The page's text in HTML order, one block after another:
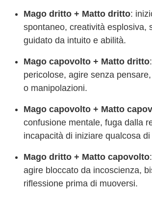
Mago dritto + Matto dritto:
spontaneo, creatività esplosiva,
guidato da intuito e abilità.
Mago capovolto + Matto dritto
pericolose, agire senza
o manipolazioni.
Mago capovolto + Matto
confusione mentale, fuga dalla
incapacità di iniziare qualcosa
Mago dritto + Matto capovolto
agire bloccato da incoscienza,
riflessione prima di muoversi.